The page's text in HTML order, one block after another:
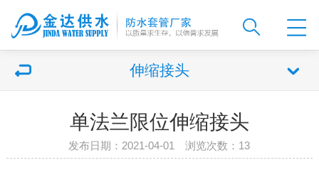
伸缩接头
单法兰限位伸缩接头
发布日期：2021-04-01 浏览次数： 13